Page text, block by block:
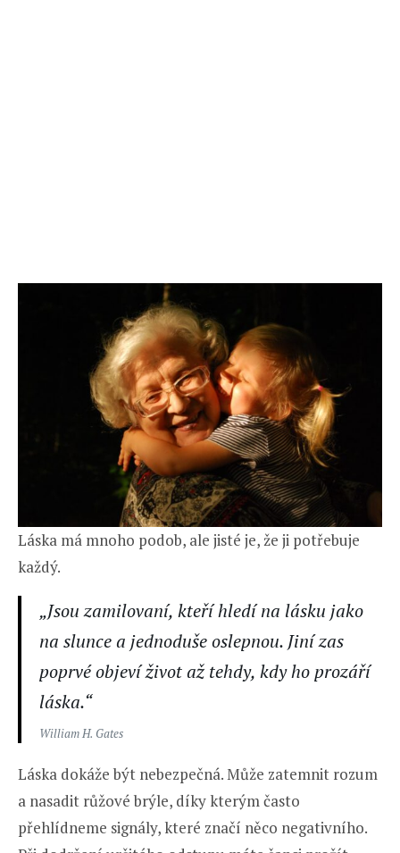
Láska má mnoho podob, ale jisté je, že ji potřebuje
každý.
„Jsou zamilovaní, kteří hledí na lásku jako
na slunce a jednoduše oslepnou. Jiní zas
poprvé objeví život až tehdy, kdy ho prozáří
láska.“
William H. Gates
Láska dokáže být nebezpečná. Může zatemnit rozum
a nasadit růžové brýle, díky kterým často
přehlídneme signály, které značí něco negativního.